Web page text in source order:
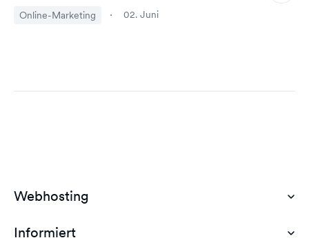
Online-Marketing 02. Juni
Webhosting
Domain Hosting
Informiert